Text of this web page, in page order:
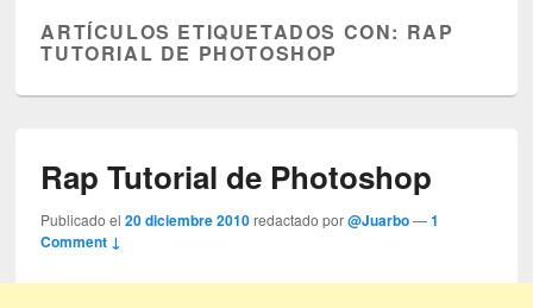
ARTÍCULOS ETIQUETADOS CON: RAP
TUTORIAL DE PHOTOSHOP
Rap Tutorial de Photoshop
Publicado el20 diciembre 2010 redactado por@Juarbo —1
Comment ↓